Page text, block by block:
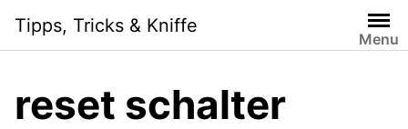
content
Tipps, Tricks & Kniffe
Menu
reset schalter